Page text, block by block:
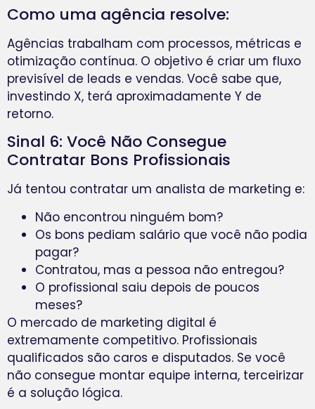
Como uma agência resolve:
Agências trabalham com processos, métricas e
otimização contínua. O objetivo é criar um fluxo
previsível de leads e vendas. Você sabe que,
investindo X, terá aproximadamente Y de
retorno.
Sinal 6: Você Não Consegue
Contratar Bons Profissionais
Já tentou contratar um analista de marketing e:
Não encontrou ninguém bom?
Os bons pediam salário que você não podia
pagar?
Contratou, mas a pessoa não entregou?
O profissional saiu depois de poucos
meses?
O mercado de marketing digital é
extremamente competitivo. Profissionais
qualificados são caros e disputados. Se você
não consegue montar equipe interna, terceirizar
é a solução lógica.